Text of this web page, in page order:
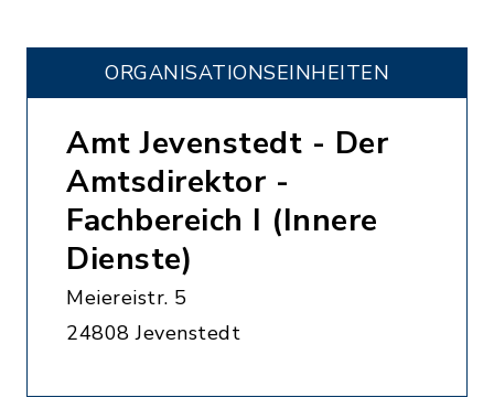
ORGANISATIONS­EINHEITEN
Amt Jevenstedt - Der
Amtsdirektor -
Fachbereich I (Innere
Dienste)
Meiereistr. 5
24808 Jevenstedt